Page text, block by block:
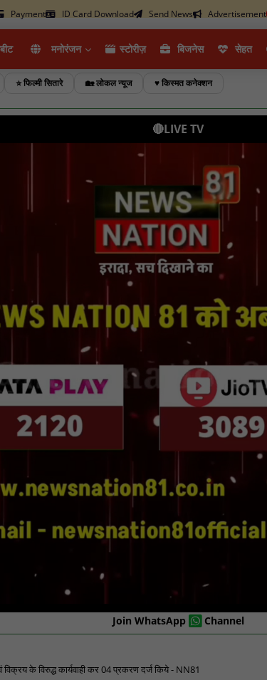
Payment ID Card Download Send News Advertisement
मनोरंजन स्टोरीज़ ब‍िजनेस सेहत
⭐ फिल्मी सितारे 🏡 लोकल न्यूज ♥️ किस्मत कनेक्शन
🔴LIVE TV
Join WhatsApp Channel
के विरुद्ध कार्यवाही कर 04 प्रकरण दर्ज किये - NN81